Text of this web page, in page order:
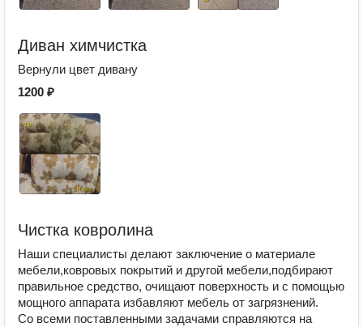
Диван химчистка
Вернули цвет дивану
1200 ₽
Чистка ковролина
Наши специалисты делают заключение о материале
мебели,ковровых покрытий и другой мебели,подбирают
правильное средство, очищают поверхность и с помощью
мощного аппарата избавляют мебель от загрязнений.
Со всеми поставленными задачами справляются на